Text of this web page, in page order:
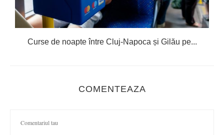
Curse de noapte între Cluj-Napoca și Gilău pe...
COMENTEAZA